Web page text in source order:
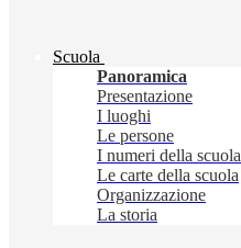
Scuola
Panoramica
Presentazione
I luoghi
Le persone
I numeri della scuola
Le carte della scuola
Organizzazione
La storia